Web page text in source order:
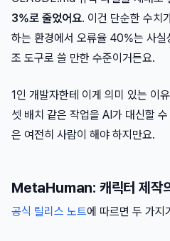
3%로 줄었어요. 이건 단순한 수치
하는 환경에서 오류율 40%는 사
조 도구로 쓸 만한 수준이거든요.
1인 개발자한테 이게 의미 있는 이
셋 배치 같은 작업을 AI가 대신할
은 여전히 사람이 해야 하지만요.
MetaHuman: 캐릭터 제작
공식 릴리스 노트에 따르면 두 가지